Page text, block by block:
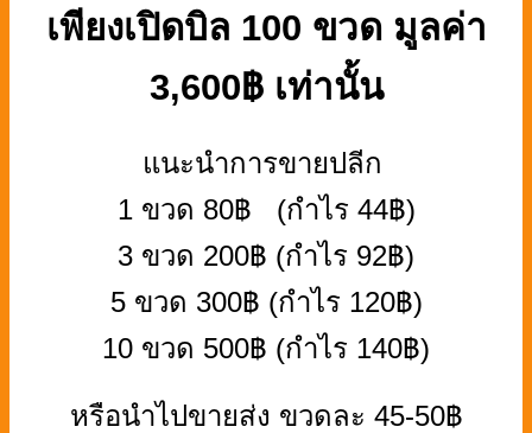
เพียงเปิดบิล 100 ขวด มูลค่า
3,600฿ เท่านั้น
แนะนำการขายปลีก
1 ขวด 80฿ (กำไร 44฿)
3 ขวด 200฿ (กำไร 92฿)
5 ขวด 300฿ (กำไร 120฿)
10 ขวด 500฿ (กำไร 140฿)
หรือนำไปขายส่ง ขวดละ 45-50฿